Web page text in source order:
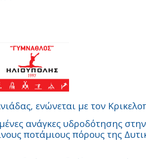
ενώνεται με τον
ανάγκες υδροδότησης
ποτάμιους πόρους της